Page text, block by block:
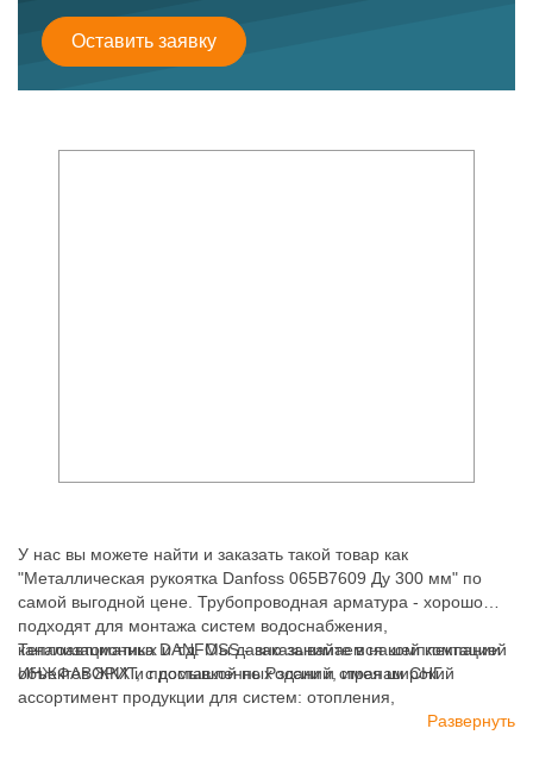
Оставить заявку
У нас вы можете найти и заказать такой товар как
"Металлическая рукоятка Danfoss 065B7609 Ду 300 мм" по
самой выгодной цене. Трубопроводная арматура - хорошо
подходят для монтажа систем водоснабжения,
канализационных и т.д. Мы давно занимаемся комплектацией
объектов ЖКХ и промышленных зданий, имея широкий
ассортимент продукции для систем: отопления,
Теплоавтоматика DANFOSS - заказывайте в нашей компании
ИНЖФАВОРИТ, с доставкой по России и странам СНГ.
Развернуть